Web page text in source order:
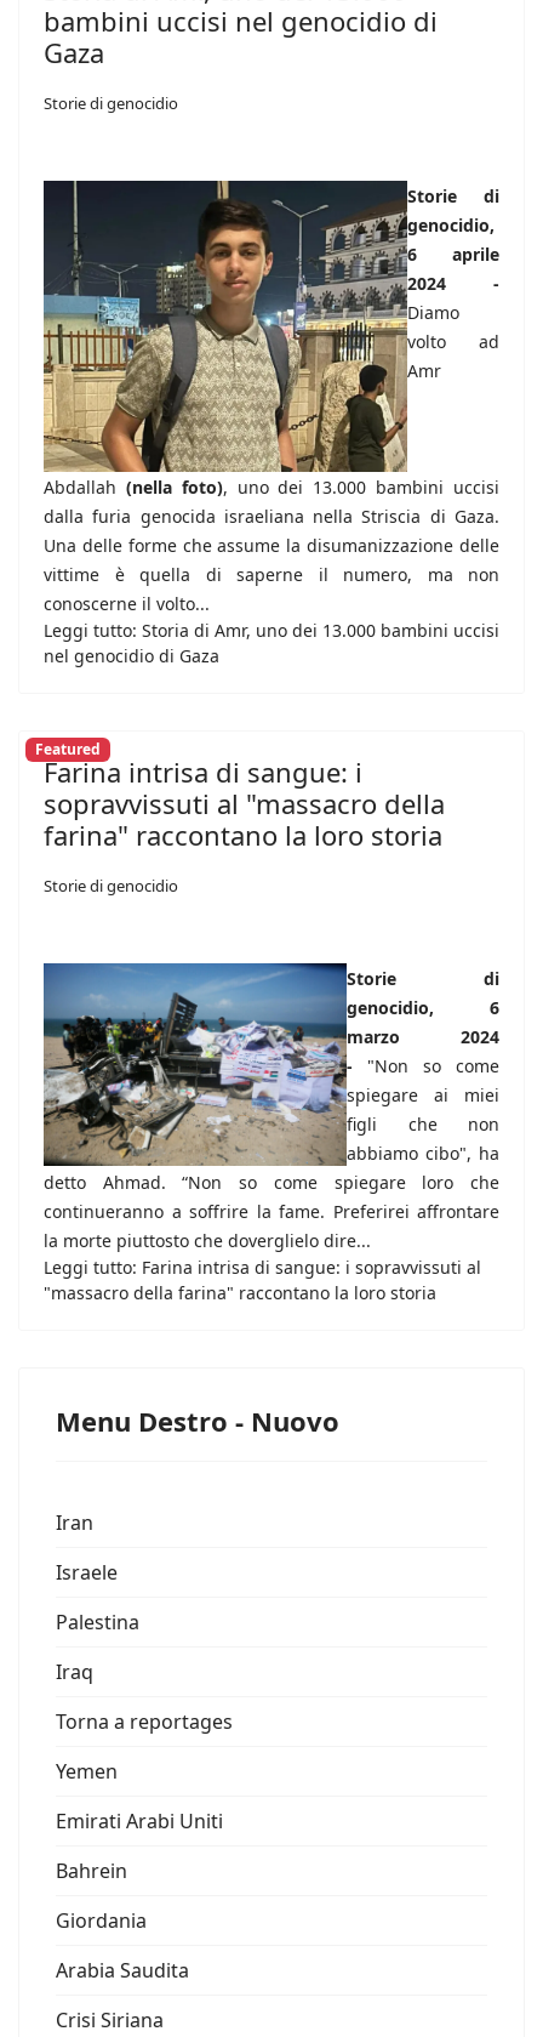
bambini uccisi nel genocidio di
Gaza
Storie di genocidio
Storie di
genocidio,
6 aprile
2024 -
Diamo
volto ad
Amr
Abdallah (nella foto), uno dei 13.000 bambini uccisi
dalla furia genocida israeliana nella Striscia di Gaza.
Una delle forme che assume la disumanizzazione delle
vittime è quella di saperne il numero, ma non
conoscerne il volto...
Leggi tutto: Storia di Amr, uno dei 13.000 bambini uccisi
nel genocidio di Gaza
Featured
Farina intrisa di sangue: i
sopravvissuti al "massacro della
farina" raccontano la loro storia
Storie di genocidio
Storie di
genocidio, 6
marzo 2024
- "Non so come
spiegare ai miei
figli che non
abbiamo cibo", ha
detto Ahmad. “Non so come spiegare loro che
continueranno a soffrire la fame. Preferirei affrontare
la morte piuttosto che doverglielo dire...
Leggi tutto: Farina intrisa di sangue: i sopravvissuti al
"massacro della farina" raccontano la loro storia
Menu Destro - Nuovo
Iran
Israele
Palestina
Iraq
Torna a reportages
Yemen
Emirati Arabi Uniti
Bahrein
Giordania
Arabia Saudita
Crisi Siriana